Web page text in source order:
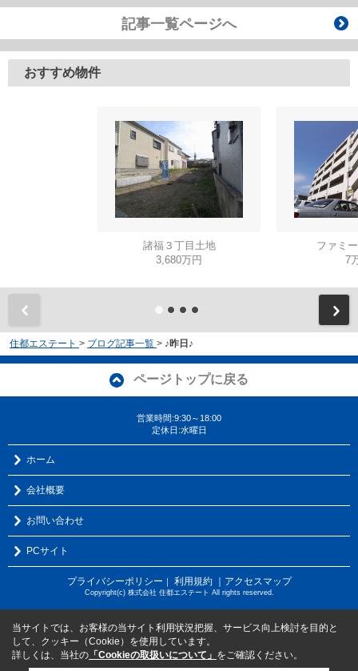
記事一覧ページへ
おすすめ物件
諸福３丁目土地
3,680万円
ファミ
7
住都エステート > ブログ記事一覧 > ♪昨日♪
ページトップに戻る
営業時間:9:30～18:00
定休日:水曜日
ホーム
会社概要
お問い合わせ
PCサイト
プライバシーポリシー ｜ 利用規約 ｜アクセスマップ
Copyright(c) 株式会社 住都エステート All rights reserved.
当サイトでは、お客様の当サイト利用状況把握、サービス向上検討を目的と
して、クッキー（Cookie）を使用しています。
詳しくは、当社の 「Cookieの取扱いについて」 をご確認ください。